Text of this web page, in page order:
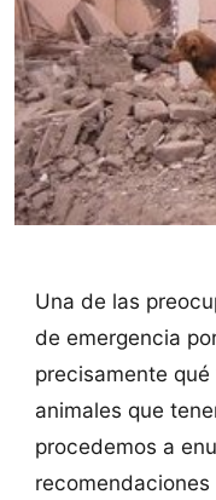
Una de las
de emergencia
precisamente
animales que
procedemos a